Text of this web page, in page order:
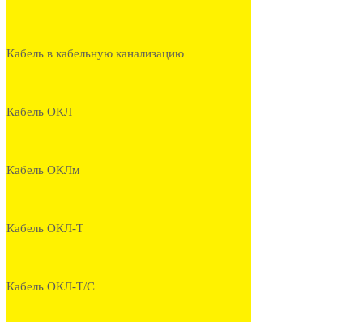
Кабель в кабельную канализацию
Кабель ОКЛ
Кабель ОКЛм
Кабель ОКЛ-Т
Кабель ОКЛ-Т/С